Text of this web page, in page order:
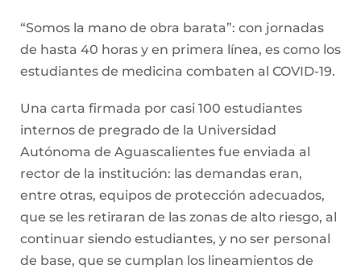
“Somos la mano de obra barata”: con jornadas
de hasta 40 horas y en primera línea, es como los
estudiantes de medicina combaten al COVID-19.
Una carta firmada por casi 100 estudiantes
internos de pregrado de la Universidad
Autónoma de Aguascalientes fue enviada al
rector de la institución: las demandas eran,
entre otras, equipos de protección adecuados,
que se les retiraran de las zonas de alto riesgo, al
continuar siendo estudiantes, y no ser personal
de base, que se cumplan los lineamientos de